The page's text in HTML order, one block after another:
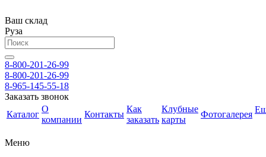
Ваш склад
Руза
8-800-201-26-99
8-800-201-26-99
8-965-145-55-18
Заказать звонок
Каталог
О
компании
Контакты
Как
заказать
Клубные
карты
Фотогалерея
Меню